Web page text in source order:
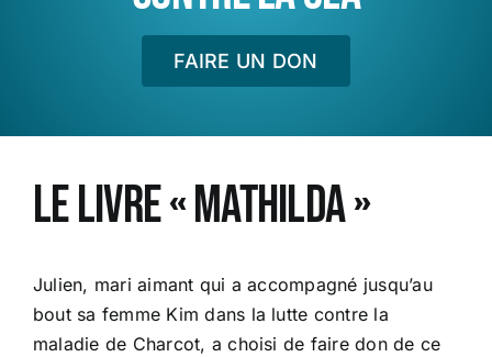
FAIRE UN DON
le livre « Mathilda »
Julien, mari aimant qui a accompagné jusqu’au
bout sa femme Kim dans la lutte contre la
maladie de Charcot, a choisi de faire don de ce